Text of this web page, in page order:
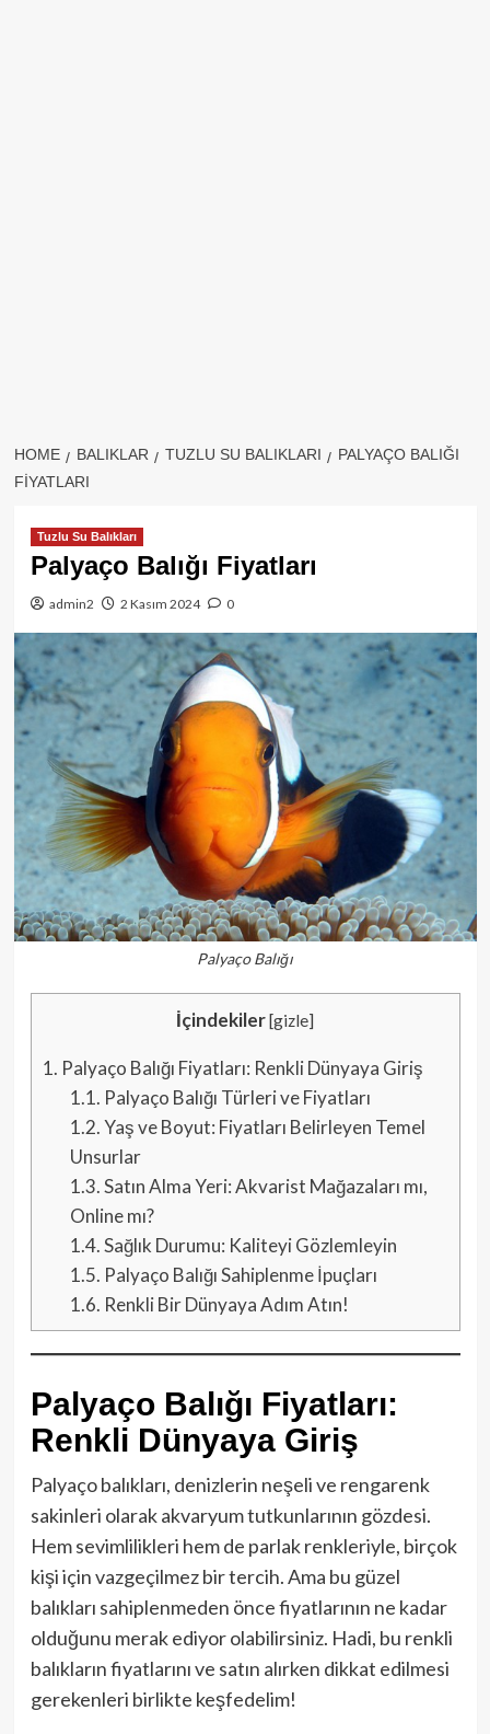
HOME BALIKLAR TUZLU SU BALIKLARI
PALYAÇO BALIĞI
FIYATLARI
Tuzlu Su Balıkları
Palyaço Balığı Fiyatları
admin2 2 Kasım 2024 0
Palyaço Balığı
İçindekiler[gizle]
1. Palyaço Balığı Fiyatları: Renkli Dünyaya Giriş
1.1. Palyaço Balığı Türleri ve Fiyatları
1.2.Yaş ve Boyut: Fiyatları Belirleyen Temel
Unsurlar
1.3.Satın Alma Yeri: Akvarist Mağazaları mı,
Online mı?
1.4.Sağlık Durumu: Kaliteyi Gözlemleyin
1.5. Palyaço Balığı Sahiplenme İpuçları
1.6. Renkli Bir Dünyaya Adım Atın!
Palyaço Balığı Fiyatları:
Renkli Dünyaya Giriş
Palyaço balıkları, denizlerin neşeli ve rengarenk
sakinleri olarak akvaryum tutkunlarının gözdesi.
Hem sevimlilikleri hem de parlak renkleriyle, birçok
kişi için vazgeçilmez bir tercih. Ama bu güzel
balıkları sahiplenmeden önce fiyatlarının ne kadar
olduğunu merak ediyor olabilirsiniz. Hadi, bu renkli
balıkların fiyatlarını ve satın alırken dikkat edilmesi
gerekenleri birlikte keşfedelim!